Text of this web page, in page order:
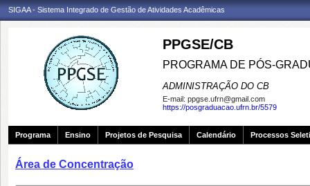
SIGAA - Sistema Integrado de Gestão de Atividades Acadêmicas
PPGSE/CB
PROGRAMA DE PÓS-
ADMINISTRAÇÃO DO CB
E-mail: ppgse.ufrn@gmail.com
https://posgraduacao.ufrn.br/5579
Programa Ensino Projetos de Pesquisa Calendário Processos
Área de Concentração